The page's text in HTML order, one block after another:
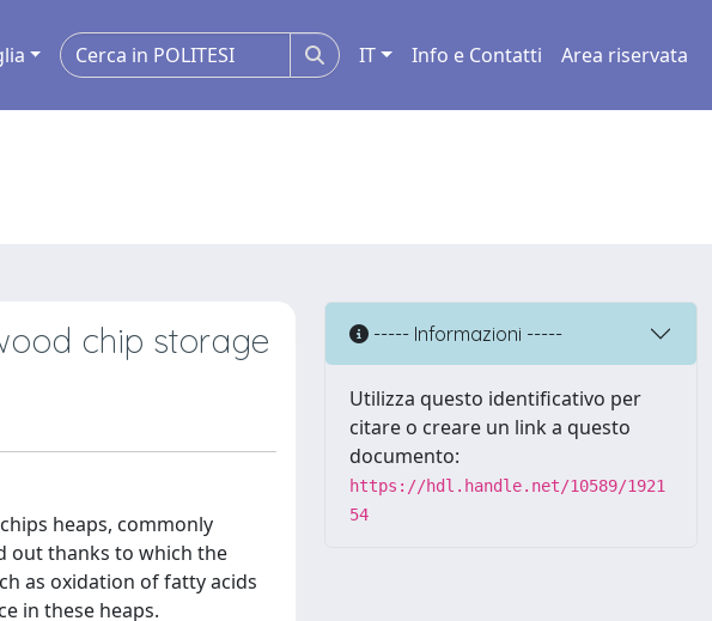
IT Info e Contatti Area riservata
chip storage
heaps, commonly
out thanks to which the
as oxidation of fatty acids
in these heaps.
----- Informazioni -----
Utilizza questo identificativo per
citare o creare un link a questo
documento:
https://hdl.handle.net/10589/1921
54